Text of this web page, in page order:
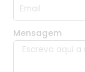
Mensagem